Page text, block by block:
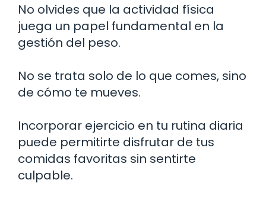
No olvides que la actividad física
juega un papel fundamental en la
gestión del peso.
No se trata solo de lo que comes, sino
de cómo te mueves.
Incorporar ejercicio en tu rutina diaria
puede permitirte disfrutar de tus
comidas favoritas sin sentirte
culpable.